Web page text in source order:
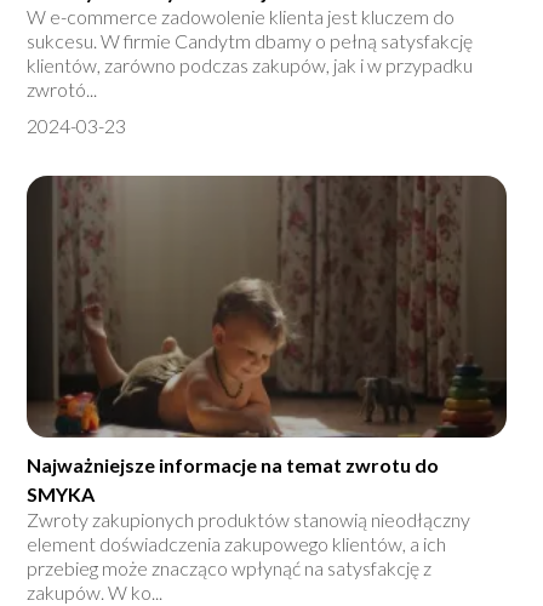
W e-commerce zadowolenie klienta jest kluczem do
sukcesu. W firmie Candytm dbamy o pełną satysfakcję
klientów, zarówno podczas zakupów, jak i w przypadku
zwrotó...
2024-03-23
Najważniejsze informacje na temat zwrotu do
SMYKA
Zwroty zakupionych produktów stanowią nieodłączny
element doświadczenia zakupowego klientów, a ich
przebieg może znacząco wpłynąć na satysfakcję z
zakupów. W ko...